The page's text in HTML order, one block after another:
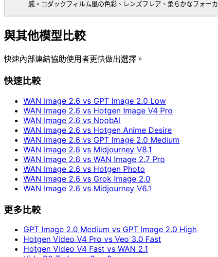
感。コダックフィルム風の色彩、レンズフレア、柔らかなフォー
與其他模型比較
快速內部連結協助使用者更快做出選擇。
快速比較
WAN Image 2.6 vs GPT Image 2.0 Low
WAN Image 2.6 vs Hotgen Image V4 Pro
WAN Image 2.6 vs NoobAI
WAN Image 2.6 vs Hotgen Anime Desire
WAN Image 2.6 vs GPT Image 2.0 Medium
WAN Image 2.6 vs Midjourney V8.1
WAN Image 2.6 vs WAN Image 2.7 Pro
WAN Image 2.6 vs Hotgen Photo
WAN Image 2.6 vs Grok Image 2.0
WAN Image 2.6 vs Midjourney V6.1
更多比較
GPT Image 2.0 Medium vs GPT Image 2.0 High
Hotgen Video V4 Pro vs Veo 3.0 Fast
Hotgen Video V4 Fast vs WAN 2.1